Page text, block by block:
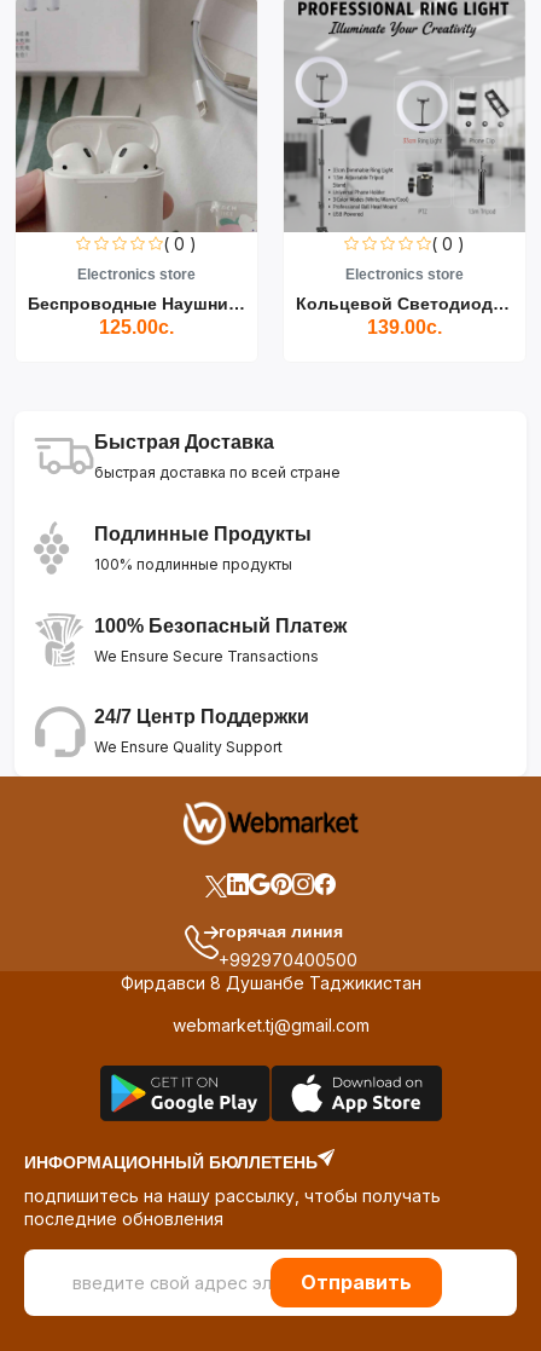
( 0 )
Electronics store
Беспроводные Наушники Air...
125.00с.
( 0 )
Electronics store
Кольцевой Светодиодный Св...
139.00с.
Быстрая Доставка
быстрая доставка по всей стране
Подлинные Продукты
100% подлинные продукты
100% Безопасный Платеж
We Ensure Secure Transactions
24/7 Центр Поддержки
We Ensure Quality Support
горячая линия
+992970400500
Фирдавси 8 Душанбе Таджикистан
webmarket.tj@gmail.com
ИНФОРМАЦИОННЫЙ БЮЛЛЕТЕНЬ
подпишитесь на нашу рассылку, чтобы получать
последние обновления
Отправить